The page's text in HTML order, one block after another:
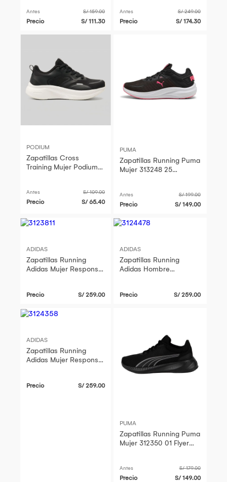
Antes S/ 159.00
Precio S/ 111.30
Antes S/ 249.00
Precio S/ 174.30
PODIUM
Zapatillas Cross
Training Mujer Podium
Antes S/ 109.00
Precio S/ 65.40
PUMA
Zapatillas Running Puma
Mujer 313248 25
Antes S/ 199.00
Precio S/ 149.00
ADIDAS
Zapatillas Running
Adidas Mujer Response
Precio S/ 259.00
ADIDAS
Zapatillas Running
Adidas Hombre
Precio S/ 259.00
ADIDAS
Zapatillas Running
Adidas Mujer Response
Precio S/ 259.00
PUMA
Zapatillas Running Puma
Mujer 312350 01 Flyer
Antes S/ 179.00
Precio S/ 149.00